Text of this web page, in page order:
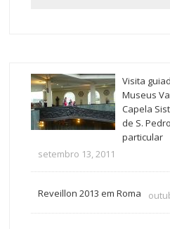
Visita
Museus
Capela
de S.
particular
setembro 13, 2011
Reveillon 2013 em Roma